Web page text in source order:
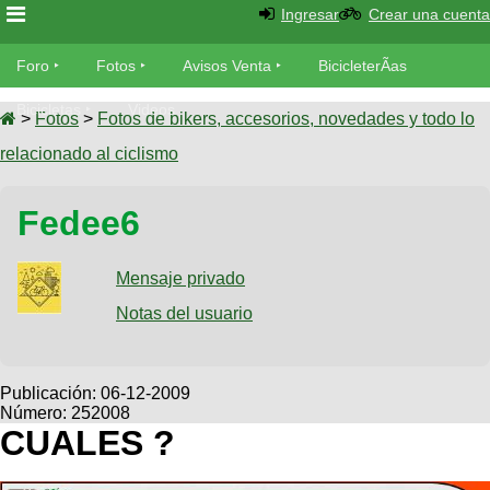
Foro
Foro
TÃ©cnica
Fotos
tu foto
Galeria
XC
Viajes
Descenso
SUBÃ
tu
Buscar
Ultimos
Fotos
BicicleterÃ­
as
Bicicletas
Tandem
Videos
Cicloturismo
Ingresar Crear una cuenta
Foro Fotos Avisos Venta BicicleterÃ­as
Bicicletas Videos
> Fotos > Fotos de bikers, accesorios, novedades y todo lo
relacionado al ciclismo
Fedee6
Mensaje privado
Notas del usuario
Publicación: 06-12-2009
Número: 252008
CUALES ?